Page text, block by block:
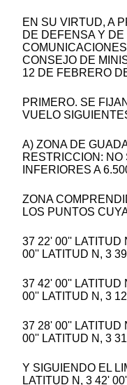
EN SU VIRTUD, A
DE DEFENSA Y
CONSEJO DE
12 DE FEBRERO
PRIMERO. SE
VUELO
A) ZONA DE
RESTRICCION: NO
INFERIORES A
ZONA
LOS PUNTOS
37 22' 00'' LATITUD
00'' LATITUD N, 3
37 42' 00'' LATITUD
00'' LATITUD N, 3
37 28' 00'' LATITUD
00'' LATITUD N, 3
Y SIGUIENDO EL
LATITUD N, 3 42'